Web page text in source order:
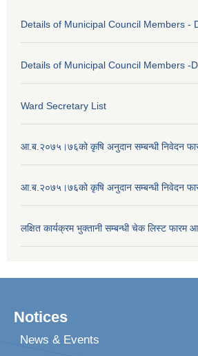
Details of Municipal Council Members -
Details of Municipal Council Members -
Ward Secretary List
आ.ब.२०७५।७६को कृषि अनुदान सम्बन्धी निवेदन
आ.ब.२०७५।७६को कृषि अनुदान सम्बन्धी निवेदन
लक्षित कार्यक्रम भुक्तानी सम्बन्धी चेक लिस्ट
Notices
News & Events